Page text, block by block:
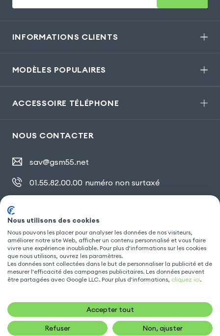
INFORMATIONS CLIENTS
MODÈLES POPULAIRES
ACCESSOIRE TÉLÉPHONE
NOUS CONTACTER
sav@gsm55.net
01.55.82.00.00 numéro non surtaxé
SUIVEZ NOUS
Nous utilisons des cookies
Nous pouvons les placer pour analyser les données de nos visiteurs,
améliorer notre site Web, afficher un contenu personnalisé et vous faire
vivre une expérience inoubliable. Pour plus d'informations sur les cookies
que nous utilisons, ouvrez les paramètres.
Les données sont collectées dans le but de personnaliser la publicité et de
mesurer l'efficacité des campagnes publicitaires. Les données peuvent
être partagées avec Google LLC. Pour plus d'informations, cliquez ici.
Accepter tout
Refuser Non, ajuster